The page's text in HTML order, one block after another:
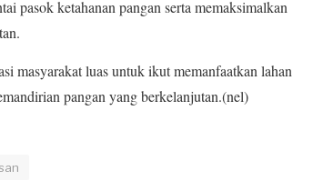
pasok ketahanan pangan serta memaksimalkan
masyarakat luas untuk ikut memanfaatkan lahan
pangan yang berkelanjutan.(nel)